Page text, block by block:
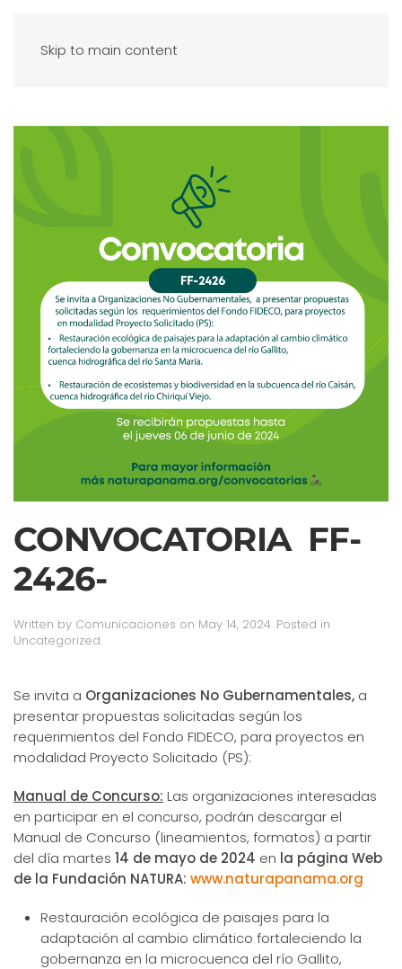
Skip to main content
CONVOCATORIA FF-
2426-
Written by Comunicaciones on May 14, 2024. Posted in
Uncategorized.
Se invita a Organizaciones No Gubernamentales, a
presentar propuestas solicitadas según los
requerimientos del Fondo FIDECO, para proyectos en
modalidad Proyecto Solicitado (PS):
Manual de Concurso: Las organizaciones interesadas
en participar en el concurso, podrán descargar el
Manual de Concurso (lineamientos, formatos) a partir
del día martes 14 de mayo de 2024 en la página Web
de la Fundación NATURA: www.naturapanama.org
Restauración ecológica de paisajes para la
adaptación al cambio climático fortaleciendo la
gobernanza en la microcuenca del río Gallito,